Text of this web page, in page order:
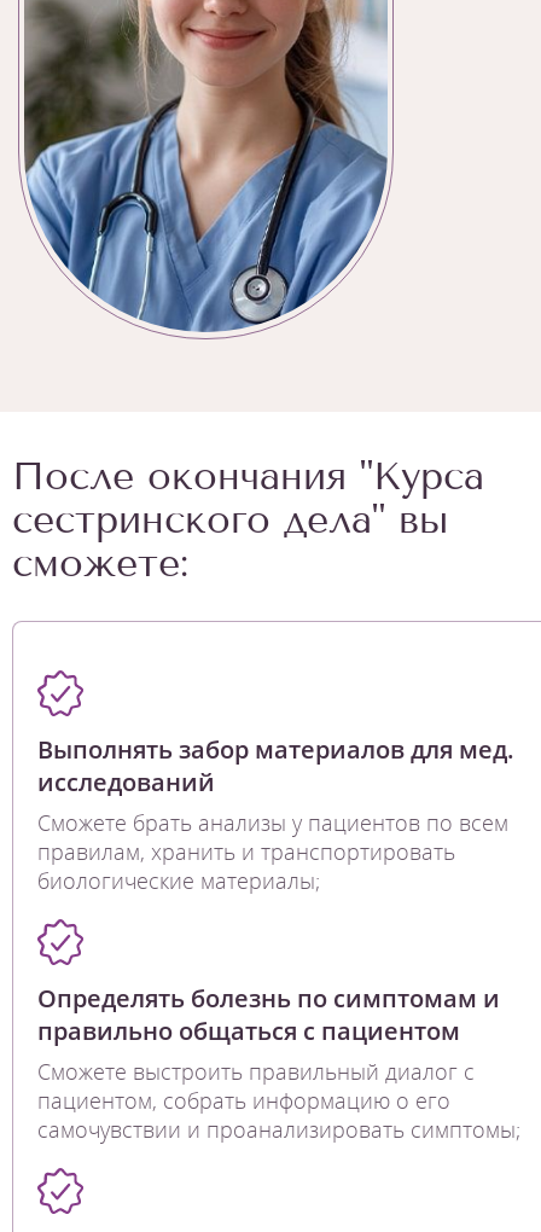
После окончания "Курса
сестринского дела" вы
сможете:
Выполнять забор материалов для мед.
исследований
Сможете брать анализы у пациентов по всем
правилам, хранить и транспортировать
биологические материалы;
Определять болезнь по симптомам и
правильно общаться с пациентом
Сможете выстроить правильный диалог с
пациентом, собрать информацию о его
самочувствии и проанализировать симптомы;